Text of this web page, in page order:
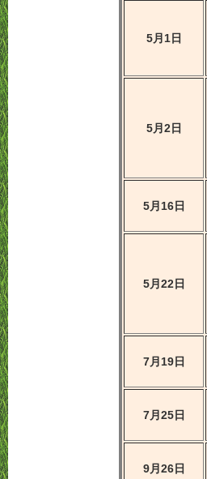
5月1日
5月2日
5月16日
5月22日
7月19日
7月25日
9月26日